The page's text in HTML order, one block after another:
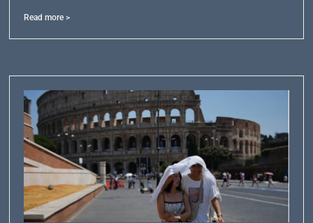
Read more >